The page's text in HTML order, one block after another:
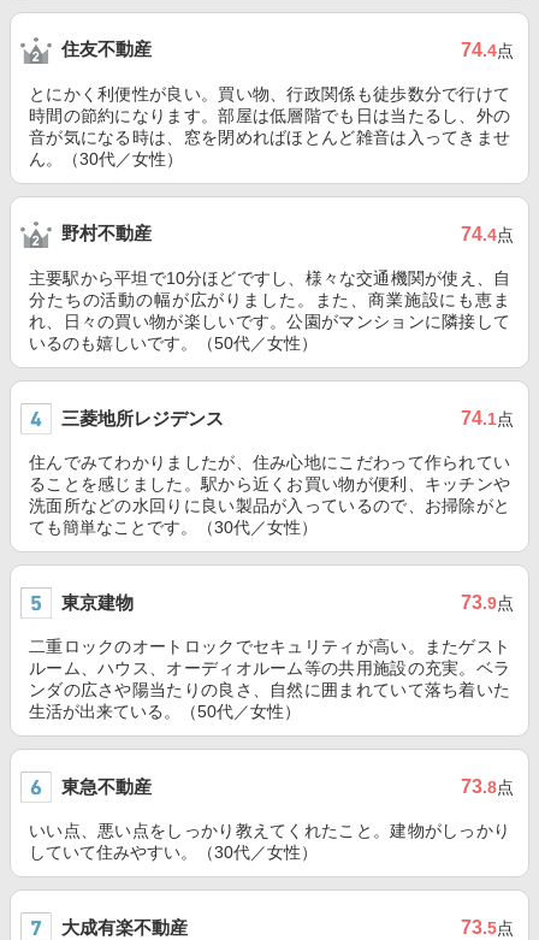
住友不動産 74.4点
とにかく利便性が良い。買い物、行政関係も徒歩数分で行けて
時間の節約になります。部屋は低層階でも日は当たるし、外の
音が気になる時は、窓を閉めればほとんど雑音は入ってきませ
ん。（30代／女性）
野村不動産 74.4点
主要駅から平坦で10分ほどですし、様々な交通機関が使え、自
分たちの活動の幅が広がりました。また、商業施設にも恵ま
れ、日々の買い物が楽しいです。公園がマンションに隣接して
いるのも嬉しいです。（50代／女性）
三菱地所レジデンス 74.1点
住んでみてわかりましたが、住み心地にこだわって作られてい
ることを感じました。駅から近くお買い物が便利、キッチンや
洗面所などの水回りに良い製品が入っているので、お掃除がと
ても簡単なことです。（30代／女性）
東京建物 73.9点
二重ロックのオートロックでセキュリティが高い。またゲスト
ルーム、ハウス、オーディオルーム等の共用施設の充実。ベラ
ンダの広さや陽当たりの良さ、自然に囲まれていて落ち着いた
生活が出来ている。（50代／女性）
東急不動産 73.8点
いい点、悪い点をしっかり教えてくれたこと。建物がしっかり
していて住みやすい。（30代／女性）
大成有楽不動産 73.5点